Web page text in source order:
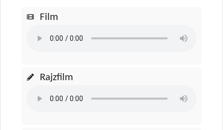
Film
Rajzfilm